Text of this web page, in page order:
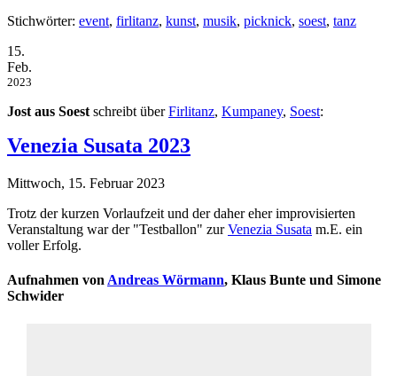
Stichwörter: event, firlitanz, kunst, musik, picknick, soest, tanz
15.
Feb.
2023
Jost aus Soest schreibt überFirlitanz, Kumpaney, Soest:
Venezia Susata 2023
Mittwoch, 15. Februar 2023
Trotz der kurzen Vorlaufzeit und der daher eher improvisierten
Veranstaltung war der "Testballon" zurVenezia Susata m.E. ein
voller Erfolg.
Aufnahmen von Andreas Wörmann, Klaus Bunte und Simone
Schwider